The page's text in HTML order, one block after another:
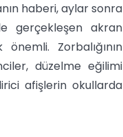
haberi, aylar sonra
gerçekleşen akran
Zorbalığının
düzelme eğilimi
afişlerin okullarda